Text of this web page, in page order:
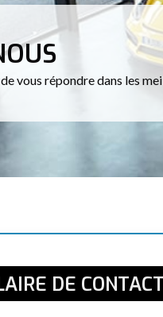
vous répondre dans les
DE CONTACT